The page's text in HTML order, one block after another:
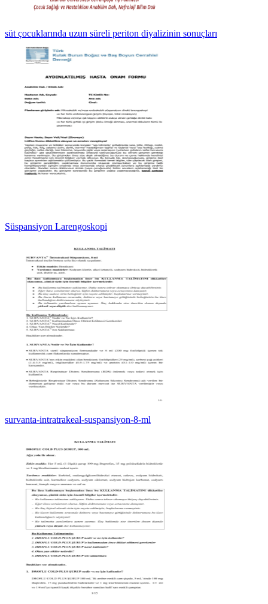
süt çocuklarında uzun süreli periton diyalizinin sonuçları
Süspansiyon Larengoskopi
survanta-intratrakeal-suspansiyon-8-ml